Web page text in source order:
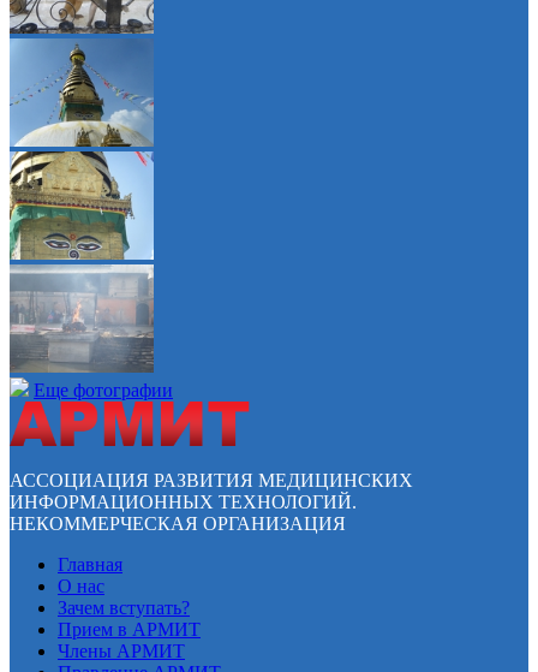
Еще фотографии
АССОЦИАЦИЯ РАЗВИТИЯ МЕДИЦИНСКИХ
ИНФОРМАЦИОННЫХ ТЕХНОЛОГИЙ.
НЕКОММЕРЧЕСКАЯ ОРГАНИЗАЦИЯ
Главная
О нас
Зачем вступать?
Прием в АРМИТ
Члены АРМИТ